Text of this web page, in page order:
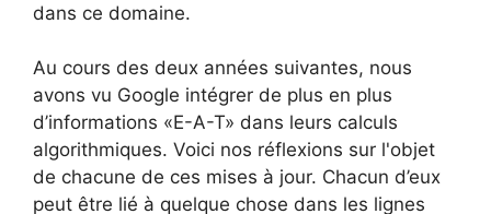
dans ce domaine.
Au cours des deux années suivantes, nous
avons vu Google intégrer de plus en plus
d’informations «E-A-T» dans leurs calculs
algorithmiques. Voici nos réflexions sur l'objet
de chacune de ces mises à jour. Chacun d’eux
peut être lié à quelque chose dans les lignes